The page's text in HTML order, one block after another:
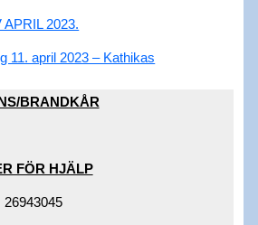
2023.
11. april 2023 – Kathikas
BRANDKÅR​
FÖR HJÄLP​